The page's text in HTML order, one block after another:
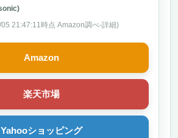
21:47:11時点 Amazon調べ-詳細)
Amazon
楽天市場
Yahooショッピング